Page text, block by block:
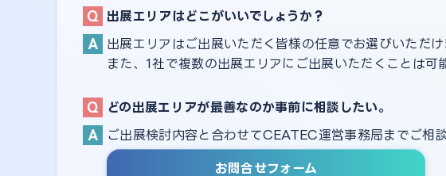
出展エリアはどこがいいでしょうか？
出展エリアはご出展いただく皆様の任意でお選びいただけ
また、1社で複数の出展エリアにご出展いただくことは可
どの出展エリアが最善なのか事前に相談したい。
ご出展検討内容と合わせてCEATEC運営事務局までご相談
お問合せフォーム